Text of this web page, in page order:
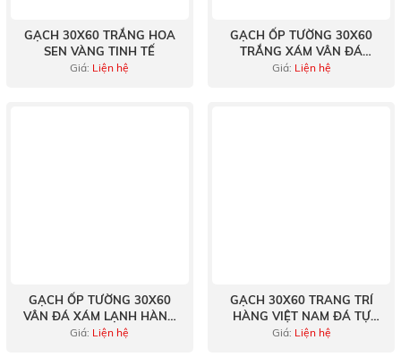
GẠCH 30X60 TRẮNG HOA
SEN VÀNG TINH TẾ
Giá: Liện hệ
GẠCH ỐP TƯỜNG 30X60
TRẮNG XÁM VÂN ĐÁ
MARBLE KẺ SỌC TRANG TRÍ
Giá: Liện hệ
GẠCH ỐP TƯỜNG 30X60
VÂN ĐÁ XÁM LẠNH HÀNG
VIỆT NAM
Giá: Liện hệ
GẠCH 30X60 TRANG TRÍ
HÀNG VIỆT NAM ĐÁ TỰ
NHIÊN
Giá: Liện hệ